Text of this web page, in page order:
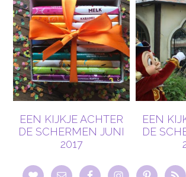
EEN KIJKJE ACHTER
DE SCHERMEN JUNI
2017
EEN
DE